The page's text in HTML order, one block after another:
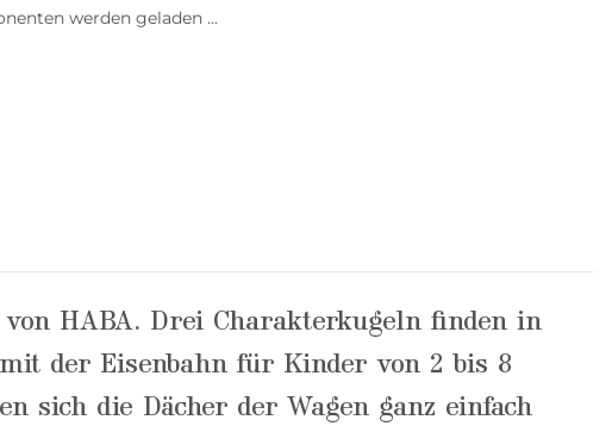
werden geladen ...
HABA. Drei Charakterkugeln finden in
der Eisenbahn für Kinder von 2 bis 8
sich die Dächer der Wagen ganz einfach